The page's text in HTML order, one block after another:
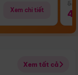
Xem chi tiết
Xem tất cả
Điểm nổi bật